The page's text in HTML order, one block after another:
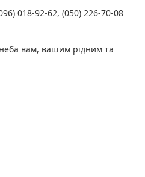
018-92-62, (050) 226-70-08
вам, вашим рідним та